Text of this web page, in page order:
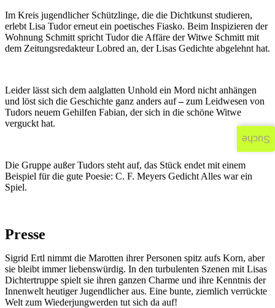
Im Kreis jugendlicher Schützlinge, die die Dichtkunst studieren,
erlebt Lisa Tudor erneut ein poetisches Fiasko. Beim Inspizieren der
Wohnung Schmitt spricht Tudor die Affäre der Witwe Schmitt mit
dem Zeitungsredakteur Lobred an, der Lisas Gedichte abgelehnt hat.
Leider lässt sich dem aalglatten Unhold ein Mord nicht anhängen
und löst sich die Geschichte ganz anders auf–zum Leidwesen von
Tudors neuem Gehilfen Fabian, der sich in die schöne Witwe
verguckt hat.
Die Gruppe außer Tudors steht auf, das Stück endet mit einem
Beispiel für die gute Poesie: C. F. Meyers Gedicht Alles war ein
Spiel.
Presse
Sigrid Ertl nimmt die Marotten ihrer Personen spitz aufs Korn, aber
sie bleibt immer liebenswürdig. In den turbulenten Szenen mit Lisas
Dichtertruppe spielt sie ihren ganzen Charme und ihre Kenntnis der
Innenwelt heutiger Jugendlicher aus. Eine bunte, ziemlich verrückte
Welt zum Wiederjungwerden tut sich da auf!
Suche